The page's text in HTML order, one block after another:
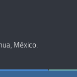
México.